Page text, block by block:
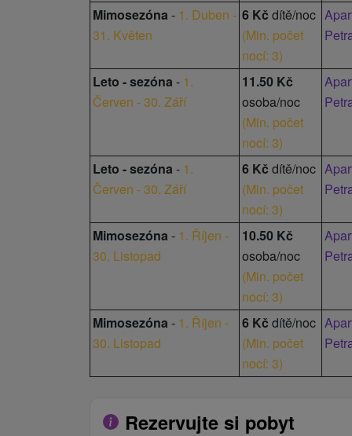
kuchynská časť,
kúpeľňa s
terasa.
Mimosezóna - 1. Duben -
31. Květen
6 Kč dítě/noc
(Min. počet
nocí: 3)
Leto - sezóna - 1.
Červen - 30. Září
11.50 Kč
osoba/noc
(Min. počet
nocí: 3)
Leto - sezóna - 1.
Červen - 30. Září
6 Kč dítě/noc
(Min. počet
nocí: 3)
Mimosezóna - 1. Říjen -
30. Listopad
10.50 Kč
osoba/noc
(Min. počet
nocí: 3)
Mimosezóna - 1. Říjen -
30. Listopad
6 Kč dítě/noc
(Min. počet
nocí: 3)
Rezervujte si pobyt